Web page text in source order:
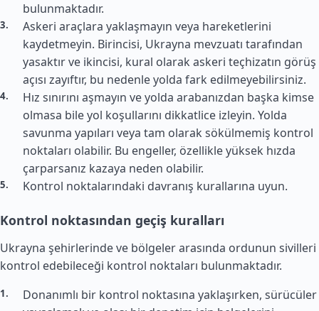
bulunmaktadır.
Askeri araçlara yaklaşmayın veya hareketlerini
kaydetmeyin. Birincisi, Ukrayna mevzuatı tarafından
yasaktır ve ikincisi, kural olarak askeri teçhizatın görüş
açısı zayıftır, bu nedenle yolda fark edilmeyebilirsiniz.
Hız sınırını aşmayın ve yolda arabanızdan başka kimse
olmasa bile yol koşullarını dikkatlice izleyin. Yolda
savunma yapıları veya tam olarak sökülmemiş kontrol
noktaları olabilir. Bu engeller, özellikle yüksek hızda
çarparsanız kazaya neden olabilir.
Kontrol noktalarındaki davranış kurallarına uyun.
Kontrol noktasından geçiş kuralları
Ukrayna şehirlerinde ve bölgeler arasında ordunun sivilleri
kontrol edebileceği kontrol noktaları bulunmaktadır.
Donanımlı bir kontrol noktasına yaklaşırken, sürücüler